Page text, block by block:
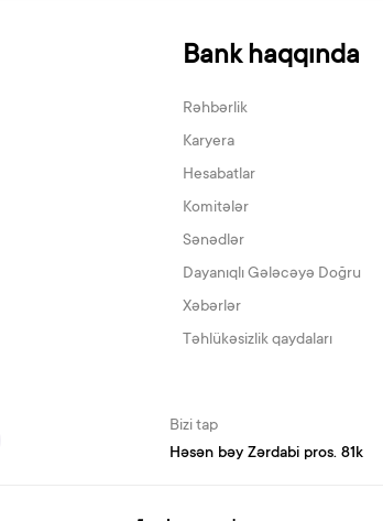
Bank haqqında
Rəhbərlik
Karyera
Hesabatlar
Komitələr
Sənədlər
Dayanıqlı Gələcəyə Doğru
Xəbərlər
Təhlükəsizlik qaydaları
Bizi tap
Həsən bəy Zərdabi pros. 81k